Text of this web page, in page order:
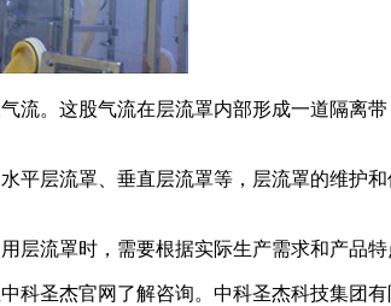
。这股气流在层流罩内部形成一道隔离
层流罩、垂直层流罩等，层流罩的维护
流罩时，需要根据实际生产需求和产品特
圣杰官网了解咨询。中科圣杰科技集团